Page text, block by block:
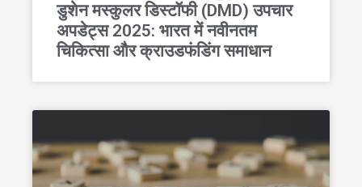
डुशेन मस्कुलर डिस्टॉफी (DMD) उपचार
अपडेट्स 2025: भारत में नवीनतम
चिकित्सा और क्राउडफंडिंग समाधान